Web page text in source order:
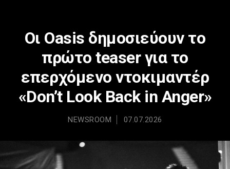
Οι Oasis δημοσιεύουν το
πρώτο teaser για το
επερχόμενο ντοκιμαντέρ
«Don’t Look Back in Anger»
NEWSROOM 07.07.2026